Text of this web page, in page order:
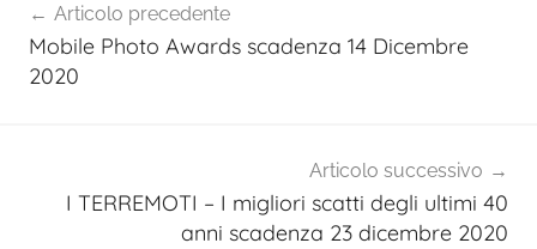
articoli
Articolo precedente
Mobile Photo Awards scadenza 14 Dicembre
2020
Articolo successivo
I TERREMOTI – I migliori scatti degli ultimi 40
anni scadenza 23 dicembre 2020